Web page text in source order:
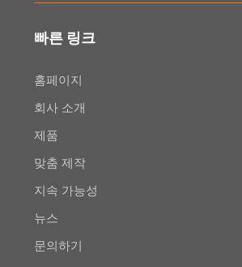
빠른 링크
홈페이지
회사 소개
제품
맞춤 제작
지속 가능성
뉴스
문의하기